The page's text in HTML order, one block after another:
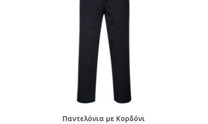
Παντελόνια με Κορδόνι